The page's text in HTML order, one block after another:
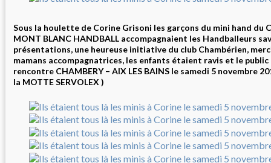
Sous la houlette de Corine Grisoni les garçons du mini hand du
MONT BLANC HANDBALL accompagnaient les Handballeurs
présentations, une heureuse initiative du club Chambérien,
mamans accompagnatrices, les enfants étaient ravis et le public
rencontre CHAMBERY – AIX LES BAINS le samedi 5 novembre
la MOTTE SERVOLEX )